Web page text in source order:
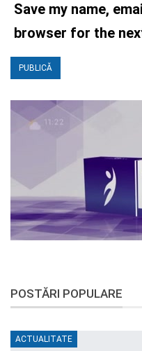
Save my name,
browser for the
POSTĂRI POPULARE
ACTUALITATE